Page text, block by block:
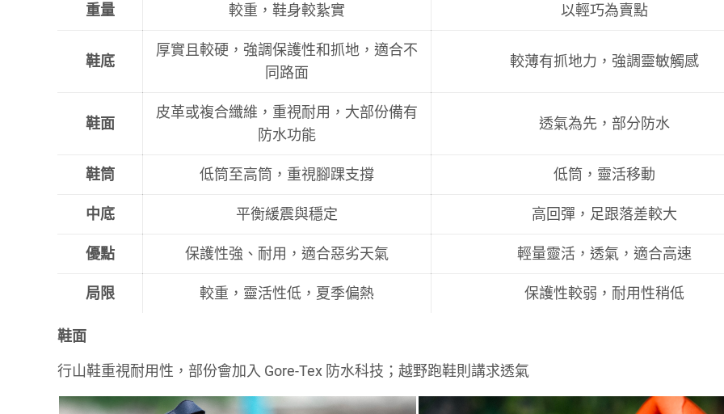
重量 較重，鞋身較紥實 以輕巧為賣點
鞋底
厚實且較硬，強調保護性和抓地，適合不
同路面
較薄有抓地力，強調靈敏觸感
鞋面
皮革或複合纖維，重視耐用，大部份備有
防水功能
透氣為先，部分防水
鞋筒 低筒至高筒，重視腳踝支撐 低筒，靈活移動
中底 平衡緩震與穩定 高回彈，足跟落差較大
優點 保護性強、耐用，適合惡劣天氣 輕量靈活，透氣，適合高速
局限 較重，靈活性低，夏季偏熱 保護性較弱，耐用性稍低
鞋面
行山鞋重視耐用性，部份會加入 Gore-Tex 防水科技；越野跑鞋則講求透氣